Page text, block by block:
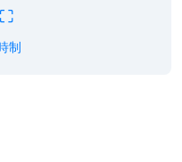
⛶
制